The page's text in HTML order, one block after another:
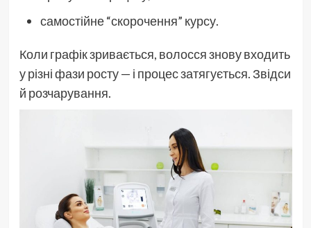
самостійне “скорочення” курсу.
Коли графік зривається, волосся знову входить
у різні фази росту — і процес затягується. Звідси
й розчарування.